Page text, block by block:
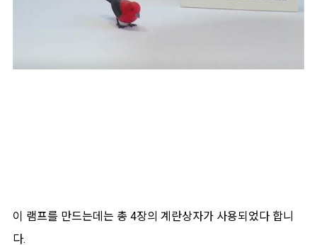
이 램프를 만드는데는 총 4장의 계란상자가 사용되었다 합니
다.